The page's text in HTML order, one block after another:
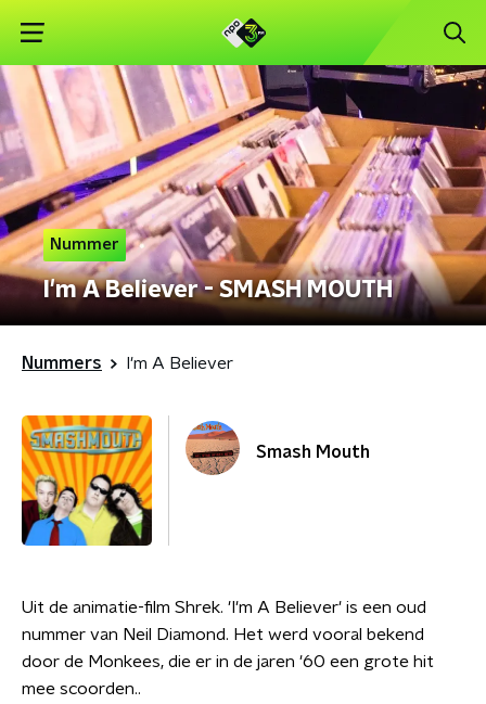
Nummer
I'm A Believer - SMASH MOUTH
Nummers I'm A Believer
Smash Mouth
Uit de animatie-film Shrek. 'I'm A Believer' is een oud
nummer van Neil Diamond. Het werd vooral bekend
door de Monkees, die er in de jaren '60 een grote hit
mee scoorden..